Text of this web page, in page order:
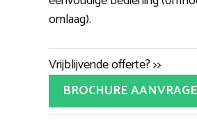
omlaag).
Vrijblijvende offerte? >>
BROCHURE